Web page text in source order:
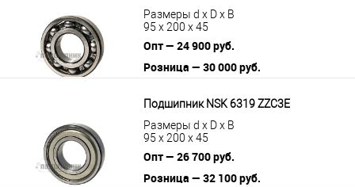
Размеры d x D x B
95 x 200 x 45
Опт — 24 900 руб.
Розница — 30 000 руб.
Подшипник NSK 6319 ZZC3E
Размеры d x D x B
95 x 200 x 45
Опт — 26 700 руб.
Розница — 32 100 руб.